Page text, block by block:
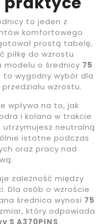
to jeden z
komfortowego
prostą tabelę,
piłkę do wzrostu
modelu o średnicy 75
wygodny wybór dla
wzrostu.
wpływa na to, jak
i kolana w trakcie
utrzymujesz neutralną
istotne podczas
oraz pracy nad
zależność między
Dla osób o wzroście
średnica wynosi 75
który odpowiada